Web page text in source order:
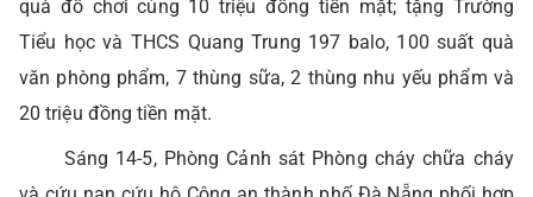
quà đồ chơi cùng 10 triệu đồng tiền mặt; tặng Trường
Tiểu học và THCS Quang Trung 197 balo, 100 suất quà
văn phòng phẩm, 7 thùng sữa, 2 thùng nhu yếu phẩm và
20 triệu đồng tiền mặt.
Sáng 14-5, Phòng Cảnh sát Phòng cháy chữa cháy